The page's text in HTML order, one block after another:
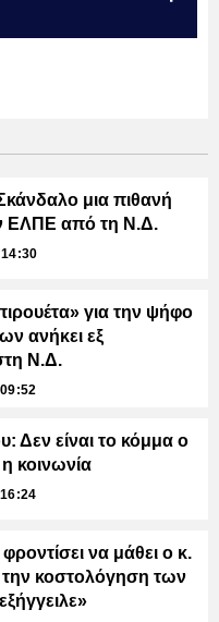
μια πιθανή
ΕΛΠΕ από τη Ν.Δ.
14:30
για την ψήφο
ανήκει εξ
Ν.Δ.
09:52
Δεν είναι το κόμμα ο
κοινωνία
16:24
να μάθει ο κ.
κοστολόγηση των